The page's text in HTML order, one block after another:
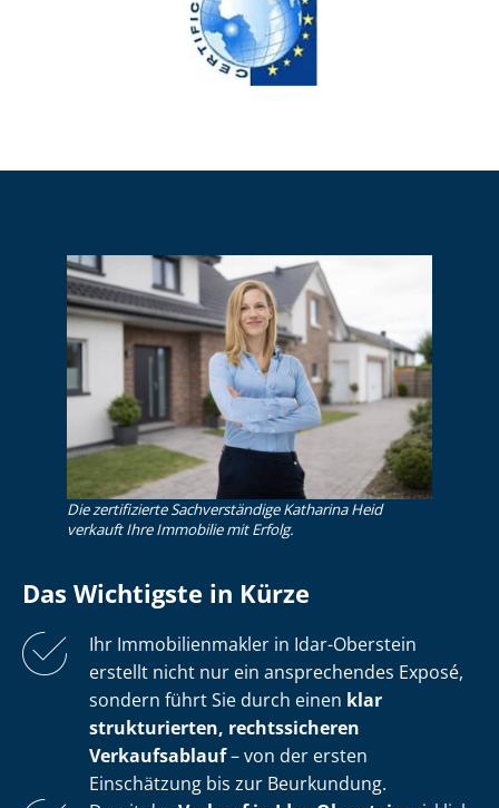
Die zertifizierte Sachverständige Katharina Heid
verkauft Ihre Immobilie mit Erfolg.
Das Wichtigste in Kürze
Ihr Im­mo­bi­li­en­mak­ler in Idar-Oberstein
erstellt nicht nur ein ansprechendes Exposé,
sondern führt Sie durch einen klar
strukturierten, rechtssicheren
Verkaufsablauf– von der ersten
Einschätzung bis zur Beurkundung.